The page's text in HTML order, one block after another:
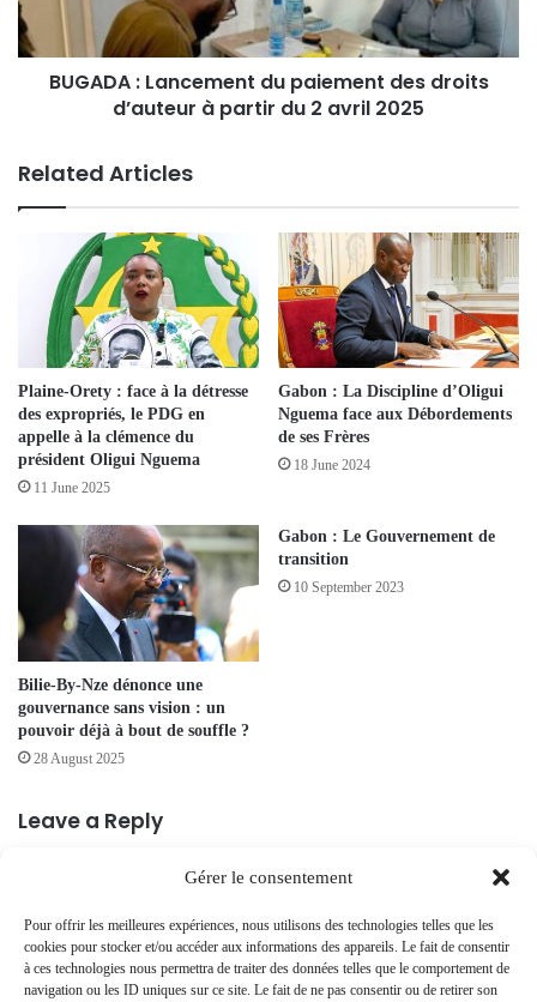
Gérer le consentement
Pour offrir les meilleures expériences, nous utilisons des technologies telles que les
cookies pour stocker et/ou accéder aux informations des appareils. Le fait de consentir
à ces technologies nous permettra de traiter des données telles que le comportement de
navigation ou les ID uniques sur ce site. Le fait de ne pas consentir ou de retirer son
BUGADA : Lancement du paiement des droits
d’auteur à partir du 2 avril 2025
Related Articles
Plaine-Orety : face à la détresse
des expropriés, le PDG en
appelle à la clémence du
président Oligui Nguema
11 June 2025
Gabon : La Discipline d’Oligui
Nguema face aux Débordements
de ses Frères
18 June 2024
Bilie-By-Nze dénonce une
gouvernance sans vision : un
pouvoir déjà à bout de souffle ?
28 August 2025
Gabon : Le Gouvernement de
transition
10 September 2023
Leave a Reply
C
o